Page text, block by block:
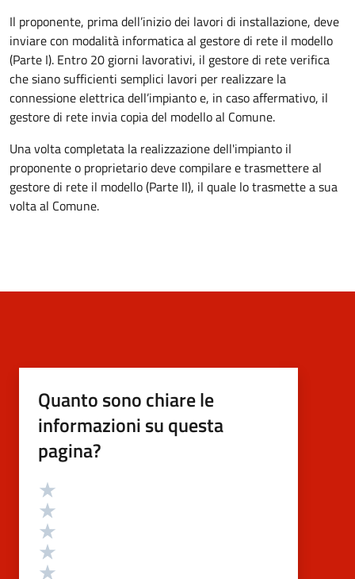
Il proponente, prima dell’inizio dei lavori di installazione, deve
inviare con modalità informatica al gestore di rete il modello
(Parte I). Entro 20 giorni lavorativi, il gestore di rete verifica
che siano sufficienti semplici lavori per realizzare la
connessione elettrica dell’impianto e, in caso affermativo, il
gestore di rete invia copia del modello al Comune.
Una volta completata la realizzazione dell'impianto il
proponente o proprietario deve compilare e trasmettere al
gestore di rete il modello (Parte II), il quale lo trasmette a sua
volta al Comune.
Quanto sono chiare le
informazioni su questa
pagina?
Valutazione